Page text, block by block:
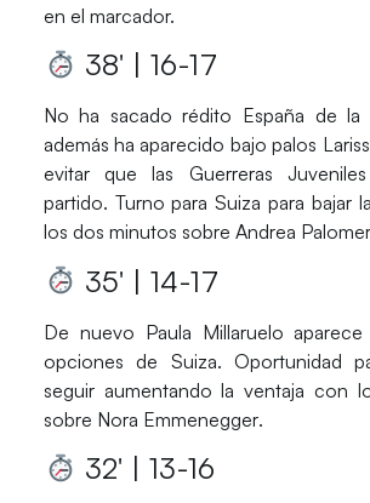
en el marcador.
38′ | 16-17
No ha sacado rédito España de la
además ha aparecido bajo palos
evitar que las Guerreras Juveniles
partido. Turno paraSuiza para bajar
los dos minutos sobre Andrea
35′ | 14-17
De nuevo Paula Millaruelo
opciones de Suiza. Oportunidad
seguir aumentando la ventaja con
sobre Nora Emmenegger.
32′ | 13-16